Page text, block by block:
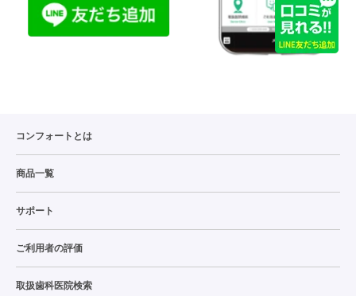
コンフォートとは
商品一覧
サポート
ご利用者の評価
取扱歯科医院検索